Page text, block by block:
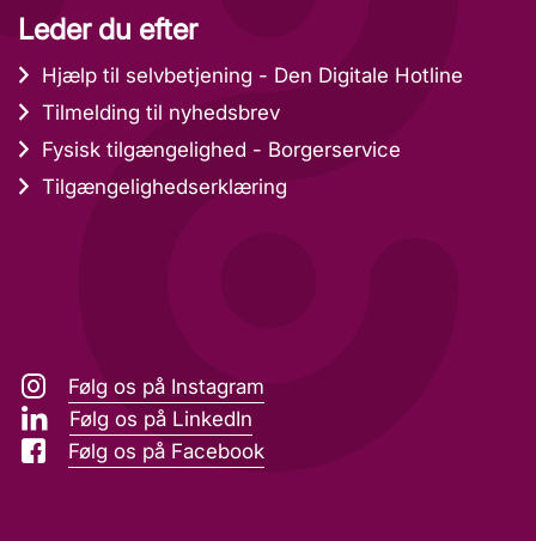
Leder du efter
Hjælp til selvbetjening - Den Digitale Hotline
Tilmelding til nyhedsbrev
Fysisk tilgængelighed - Borgerservice
Tilgængelighedserklæring
Følg os på Instagram
Følg os på LinkedIn
Følg os på Facebook